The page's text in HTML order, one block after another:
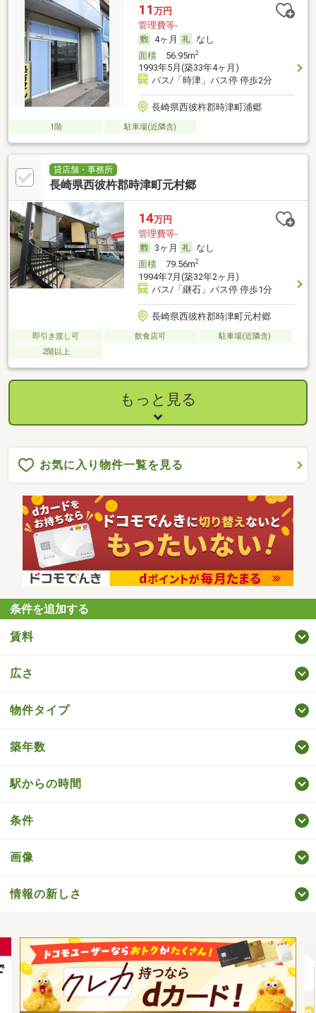
11 万円
管理費等-
4ヶ月
なし
面積56.95m2
1993年5月(築33年4ヶ月)
バス/「時津」バス停 停歩2分
長崎県西彼杵郡時津町浦郷
1階 駐車場(近隣含)
貸店舗・事務所
長崎県西彼杵郡時津町元村郷
14万円
管理費等-
3ヶ月
なし
面積79.56m2
1994年7月(築32年2ヶ月)
バス/「継石」バス停 停歩1分
長崎県西彼杵郡時津町元村郷
即引き渡し可 飲食店可
駐車場(近隣含)
2階以上
もっと見る
お気に入り物件一覧を見る
条件を追加する
賃料
広さ
物件タイプ
築年数
駅からの時間
条件
画像
情報の新しさ